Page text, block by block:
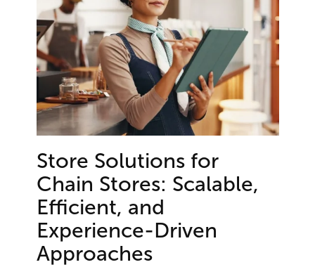
Store Solutions for
Chain Stores: Scalable,
Efficient, and
Experience-Driven
Approaches